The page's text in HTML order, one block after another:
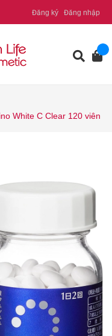
Đăng ký Đăng nhập
White C Clear 120 viên